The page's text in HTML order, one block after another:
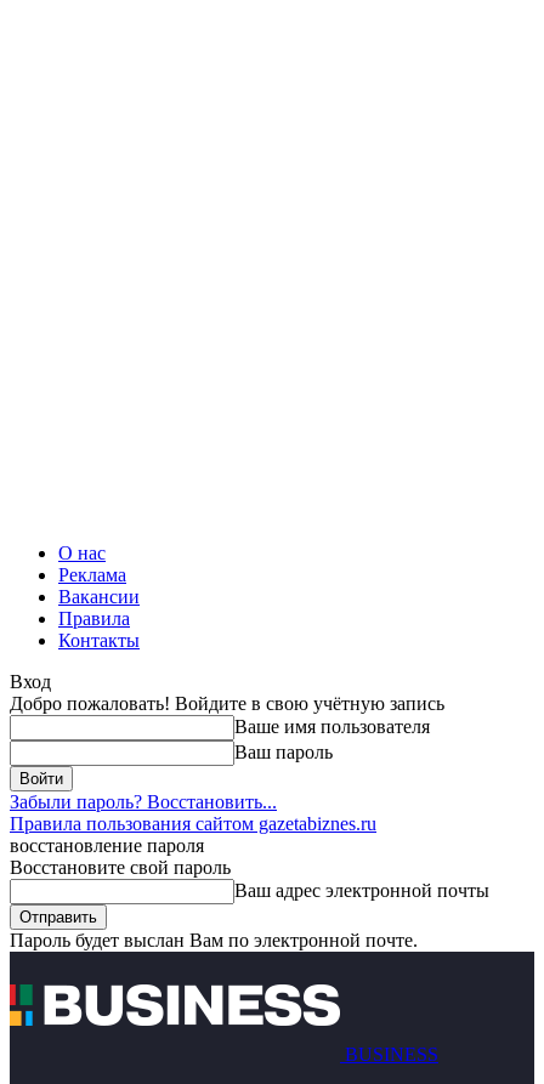
О нас
Реклама
Вакансии
Правила
Контакты
Вход
Добро пожаловать! Войдите в свою учётную запись
Ваше имя пользователя
Ваш пароль
Забыли пароль? Восстановить...
Правила пользования сайтом gazetabiznes.ru
восстановление пароля
Восстановите свой пароль
Ваш адрес электронной почты
Пароль будет выслан Вам по электронной почте.
BUSINESS